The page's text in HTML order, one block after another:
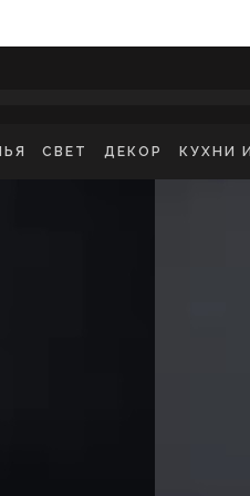
СВЕТ ДЕКОР КУХНИ
В